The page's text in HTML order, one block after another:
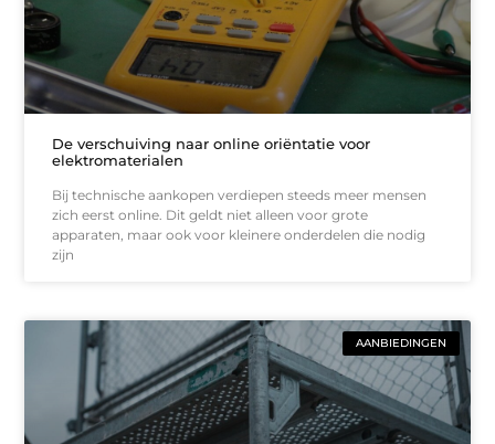
De verschuiving naar online oriëntatie voor
elektromaterialen
Bij technische aankopen verdiepen steeds meer mensen
zich eerst online. Dit geldt niet alleen voor grote
apparaten, maar ook voor kleinere onderdelen die nodig
zijn
AANBIEDINGEN